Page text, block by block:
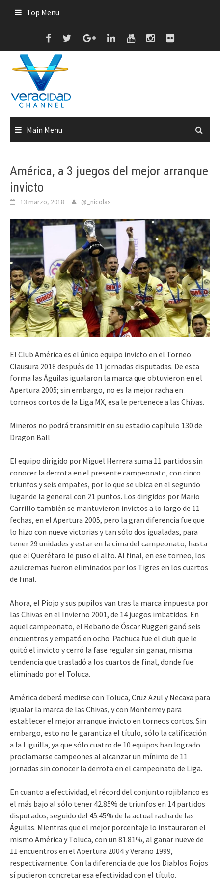
Top Menu
Main Menu
América, a 3 juegos del mejor arranque
invicto
13 marzo, 2018 @_nicolas
El Club América es el único equipo invicto en el Torneo
Clausura 2018 después de 11 jornadas disputadas. De esta
forma las Águilas igualaron la marca que obtuvieron en el
Apertura 2005; sin embargo, no es la mejor racha en
torneos cortos de la Liga MX, esa le pertenece a las Chivas.
Mineros no podrá transmitir en su estadio capítulo 130 de
Dragon Ball
El equipo dirigido por Miguel Herrera suma 11 partidos sin
conocer la derrota en el presente campeonato, con cinco
triunfos y seis empates, por lo que se ubica en el segundo
lugar de la general con 21 puntos. Los dirigidos por Mario
Carrillo también se mantuvieron invictos a lo largo de 11
fechas, en el Apertura 2005, pero la gran diferencia fue que
lo hizo con nueve victorias y tan sólo dos igualadas, para
tener 29 unidades y estar en la cima del campeonato, hasta
que el Querétaro le puso el alto. Al final, en ese torneo, los
azulcremas fueron eliminados por los Tigres en los cuartos
de final.
Ahora, el Piojo y sus pupilos van tras la marca impuesta por
las Chivas en el Invierno 2001, de 14 juegos imbatidos. En
aquel campeonato, el Rebaño de Óscar Ruggeri ganó seis
encuentros y empató en ocho. Pachuca fue el club que le
quitó el invicto y cerró la fase regular sin ganar, misma
tendencia que trasladó a los cuartos de final, donde fue
eliminado por el Toluca.
América deberá medirse con Toluca, Cruz Azul y Necaxa para
igualar la marca de las Chivas, y con Monterrey para
establecer el mejor arranque invicto en torneos cortos. Sin
embargo, esto no le garantiza el título, sólo la calificación
a la Liguilla, ya que sólo cuatro de 10 equipos han logrado
proclamarse campeones al alcanzar un mínimo de 11
jornadas sin conocer la derrota en el campeonato de Liga.
En cuanto a efectividad, el récord del conjunto rojiblanco es
el más bajo al sólo tener 42.85% de triunfos en 14 partidos
disputados, seguido del 45.45% de la actual racha de las
Águilas. Mientras que el mejor porcentaje lo instauraron el
mismo América y Toluca, con un 81.81%, al ganar nueve de
11 encuentros en el Apertura 2004 y Verano 1999,
respectivamente. Con la diferencia de que los Diablos Rojos
sí pudieron concretar esa efectividad con el título.